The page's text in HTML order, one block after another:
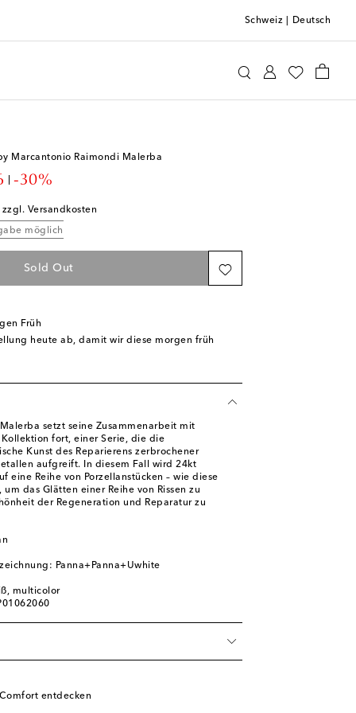
Schweiz Deutsch
Marcantonio Raimondi Malerba
price
-30%
Versandkosten
möglich
Sold Out
Früh
heute ab, damit wir diese morgen früh
setzt seine Zusammenarbeit mit
fort, einer Serie, die die
Kunst des Reparierens zerbrochener
aufgreift. In diesem Fall wird 24kt
eine Reihe von Porzellanstücken – wie diese
um das Glätten einer Reihe von Rissen zu
der Regeneration und Reparatur zu
Panna+Panna+Uwhite
multicolor
entdecken